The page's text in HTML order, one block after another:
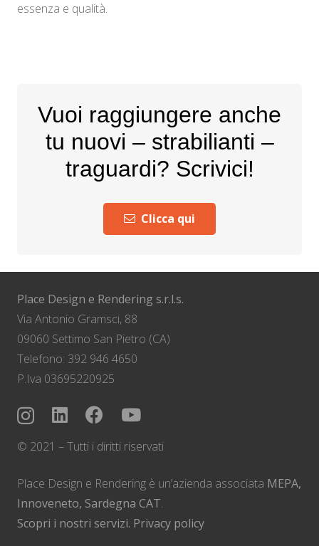
essenza e qualità.
Vuoi raggiungere anche
tu nuovi – strabilianti –
traguardi? Scrivici!
Clicca qui
Place Design e Rendering s.r.l.s.
Via Antonio Gramsci, 88
09060 Settimo San Pietro (CA)
Telefono: 392 946 4650
P.Iva 03695220925
© 2021 – Tutti i diritti riservati
Place Design e Rendering è un’azienda associata MEPA,
Innoveneto, Sardegna CAT.
Scopri i nostri servizi. Privacy policy